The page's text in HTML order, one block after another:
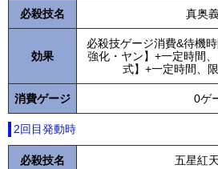
必殺技名 真奥
効果
必殺技ゲージ消費&待機
強化・ヤン】+一定時間
式】+一定時間、
消費ゲージ 0ゲ
2回目発動時
必殺技名 五星紅